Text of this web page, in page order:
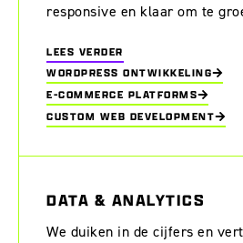
responsive en klaar om te
LEES VERDER
WORDPRESS ONTWIKKELING
E-COMMERCE PLATFORMS
CUSTOM WEB DEVELOPMENT
DATA & ANALYTICS
We duiken in de cijfers en